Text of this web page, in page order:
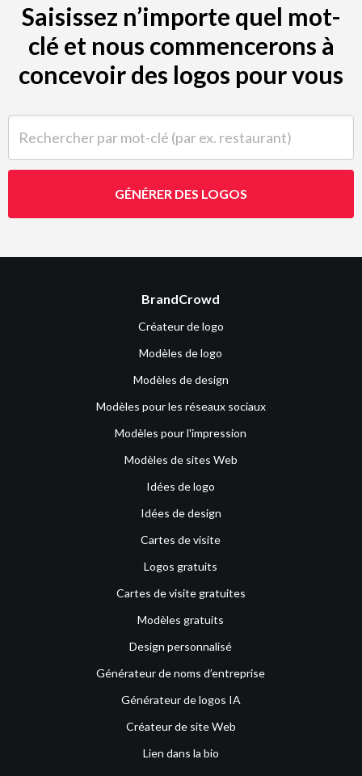
Saisissez n’importe quel mot-
clé et nous commencerons à
concevoir des logos pour vous
GÉNÉRER DES LOGOS
BrandCrowd
Créateur de logo
Modèles de logo
Modèles de design
Modèles pour les réseaux sociaux
Modèles pour l'impression
Modèles de sites Web
Idées de logo
Idées de design
Cartes de visite
Logos gratuits
Cartes de visite gratuites
Modèles gratuits
Design personnalisé
Générateur de noms d’entreprise
Générateur de logos IA
Créateur de site Web
Lien dans la bio